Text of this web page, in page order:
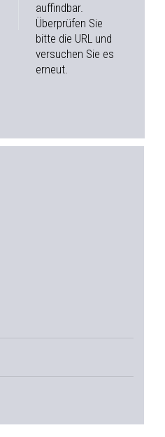
auffindbar.
Überprüfen Sie
bitte die URL und
versuchen Sie es
erneut.